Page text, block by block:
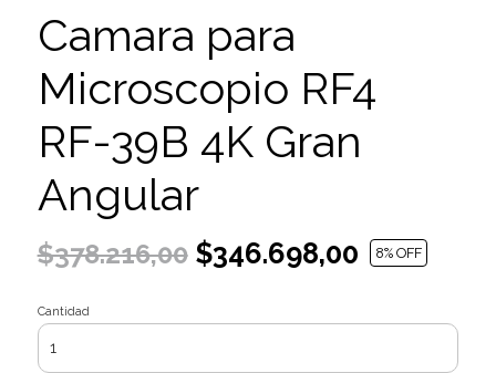
Camara para
Microscopio RF4
RF-39B 4K Gran
Angular
$378.216,00$346.698,00 8% OFF
Cantidad